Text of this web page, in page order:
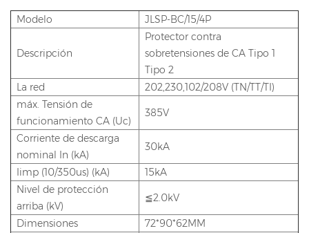
Modelo JLSP-BC/15/4P
Descripción
Protector contra
sobretensiones de CA Tipo 1
Tipo 2
La red
202,230,102/208V (TN/TT/TI)
máx. Tensión de
funcionamiento CA (Uc)
385V
Corriente de descarga
nominal In (kA)
30kA
Iimp (10/350us) (kA)
15kA
Nivel de protección
arriba (kV)
≦2.0kV
Dimensiones
72*90*62MM